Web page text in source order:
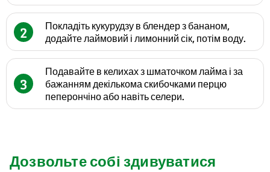
2
Покладіть кукурудзу в блендер з бананом,
додайте лаймовий і лимонний сік, потім воду.
3
Подавайте в келихах з шматочком лайма і за
бажанням декількома скибочками перцю
пеперончіно або навіть селери.
Дозвольте собі здивуватися